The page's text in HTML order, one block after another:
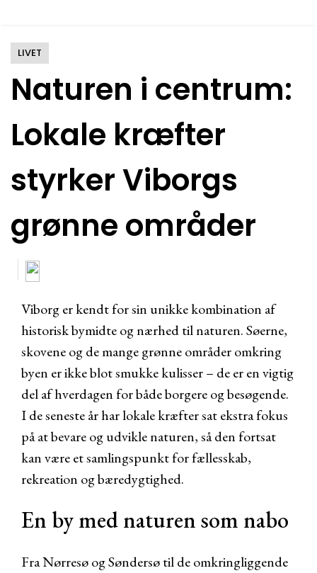
Naturen i centrum:
Lokale kræfter
styrker Viborgs
grønne områder
LIVET
Viborg er kendt for sin unikke kombination af
historisk bymidte og nærhed til naturen. Søerne,
skovene og de mange grønne områder omkring
byen er ikke blot smukke kulisser – de er en vigtig
del af hverdagen for både borgere og besøgende.
I de seneste år har lokale kræfter sat ekstra fokus
på at bevare og udvikle naturen, så den fortsat
kan være et samlingspunkt for fællesskab,
rekreation og bæredygtighed.
En by med naturen som nabo
Fra Nørresø og Søndersø til de omkringliggende